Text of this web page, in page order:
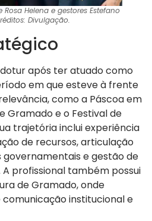
Helena e gestores Estefano
Divulgação.
após ter atuado como
em que esteve à frente
como a Páscoa em
Gramado e o Festival de
trajetória inclui experiência
de recursos, articulação
e gestão de
profissional também possui
de Gramado, onde
institucional e